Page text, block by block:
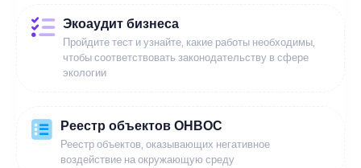
Экоаудит бизнеса
Пройдите тест и узнайте, какие работы необходимы,
чтобы соответствовать законодательству в сфере
экологии
Реестр объектов ОНВОС
Реестр объектов, оказывающих негативное
воздействие на окружающую среду